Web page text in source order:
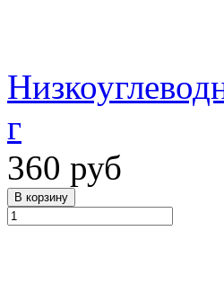
г
360 руб